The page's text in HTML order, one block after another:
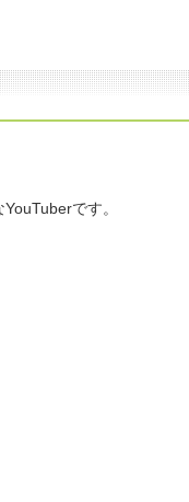
です。